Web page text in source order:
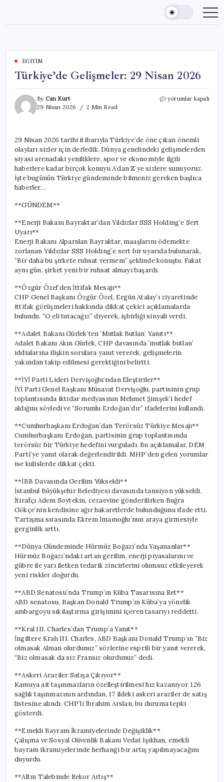
content
EĞITIM
Türkiye’de Gelişmeler: 29 Nisan 2026
By Can Kurt
29 Nisan 2026
2 Min Read
Türkiye’de
için
yorumlar kapalı
29 Nisan 2026 tarihi itibarıyla Türkiye’de öne çıkan önemli
olayları sizler için derledik. Dünya genelindeki gelişmelerden
siyasi arenadaki yeniliklere, spor ve ekonomiyle ilgili
haberlere kadar birçok konuyu A’dan Z’ye sizlere sunuyoruz.
İşte bugünün Türkiye gündeminde bilmeniz gereken başlıca
haberler…
**GÜNDEM**
**Enerji Bakanı Bayraktar’dan Yıldızlar SSS Holding’e Sert
Uyarı**
Enerji Bakanı Alparslan Bayraktar, maaşlarını ödemekte
zorlanan Yıldızlar SSS Holding’e sert bir uyarıda bulunarak,
“Bir daha bu şirkete ruhsat vermem” şeklinde konuştu. Fakat
aynı gün, şirket yeni bir ruhsat almayı başardı.
**Özgür Özel’den İttifak Mesajı**
CHP Genel Başkanı Özgür Özel, Ergün Atalay’ı ziyaretinde
ittifak görüşmeleri hakkında dikkat çekici açıklamalarda
bulundu. “O eli tutacağız” diyerek, işbirliği sinyali verdi.
**Adalet Bakanı Gürlek’ten ‘Mutlak Butlan’ Yanıtı**
Adalet Bakanı Akın Gürlek, CHP davasında ‘mutlak butlan’
iddialarına ilişkin sorulara yanıt vererek, gelişmelerin
yakından takip edilmesi gerektiğini belirtti.
**İYİ Parti Lideri Dervişoğlu’ndan Eleştiriler**
İYİ Parti Genel Başkanı Müsavat Dervişoğlu, partisinin grup
toplantısında iktidar medyasının Mehmet Şimşek’i hedef
aldığını söyledi ve “Sorumlu Erdoğan’dır” ifadelerini kullandı.
**Cumhurbaşkanı Erdoğan’dan Terörsüz Türkiye Mesajı**
Cumhurbaşkanı Erdoğan, partisinin grup toplantısında
terörsüz bir Türkiye hedefini vurguladı. Bu açıklamalar, DEM
Parti’ye yanıt olarak değerlendirildi. MHP’den gelen yorumlar
ise kulislerde dikkat çekti.
**İBB Davasında Gerilim Yükseldi**
İstanbul Büyükşehir Belediyesi davasında tansiyon yükseldi.
İtirafçı Adem Soytekin, cezaevine gönderilirken Buğra
Gökçe’nin kendisine ağır hakaretlerde bulunduğunu ifade etti.
Tartışma sırasında Ekrem İmamoğlu’nun araya girmesiyle
gerginlik arttı.
**Dünya Gündeminde Hürmüz Boğazı’nda Yaşananlar**
Hürmüz Boğazı’ndaki artan gerilim, enerji piyasalarını ve
gübre ile yarı iletken tedarik zincirlerini olumsuz etkileyerek
yeni riskler doğurdu.
**ABD Senatosu’nda Trump’ın Küba Tasarısına Ret**
ABD senatosu, Başkan Donald Trump’ın Küba’ya yönelik
ambargoyu sıkılaştırma girişimini içeren tasarıyı reddetti.
**Kral III. Charles’dan Trump’a Yanıt**
İngiltere Kralı III. Charles, ABD Başkanı Donald Trump’ın “Biz
olmasak Alman olurdunuz” sözlerine esprili bir yanıt vererek,
“Biz olmasak da siz Fransız olurdunuz” dedi.
**Askeri Araziler Satışa Çıkıyor**
Kamuya ait taşınmazların özelleştirilmesi hız kazanıyor. 126
sağlık taşınmazının ardından, 17 ildeki askeri araziler de satış
listesine alındı. CHP’li İbrahim Arslan, bu duruma tepki
gösterdi.
**Emekli Bayram İkramiyelerinde Değişiklik**
Çalışma ve Sosyal Güvenlik Bakanı Vedat Işıkhan, emekli
bayram ikramiyelerinde herhangi bir artış yapılmayacağını
duyurdu.
**Altın Talebinde Rekor Artış**